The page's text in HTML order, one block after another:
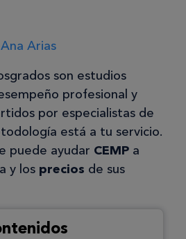
Arias
son estudios
profesional y
por especialistas de
está a tu servicio.
puede ayudar CEMP a
y los precios de sus